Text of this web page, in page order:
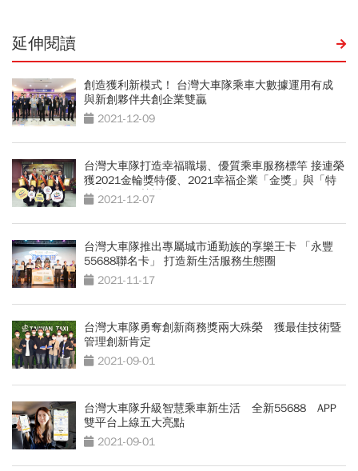
延伸閱讀
創造獲利新模式！ 台灣大車隊乘車大數據運用有成
與新創夥伴共創企業雙贏
2021-12-09
台灣大車隊打造幸福職場、優質乘車服務標竿 接連榮
獲2021金輪獎特優、2021幸福企業「金獎」與「特
別獎」雙項榮耀
2021-12-07
台灣大車隊推出專屬城市通勤族的享樂王卡 「永豐
55688聯名卡」 打造新生活服務生態圈
2021-11-17
台灣大車隊勇奪創新商務獎兩大殊榮 獲最佳技術暨
管理創新肯定
2021-09-01
台灣大車隊升級智慧乘車新生活 全新55688 APP
雙平台上線五大亮點
2021-09-01